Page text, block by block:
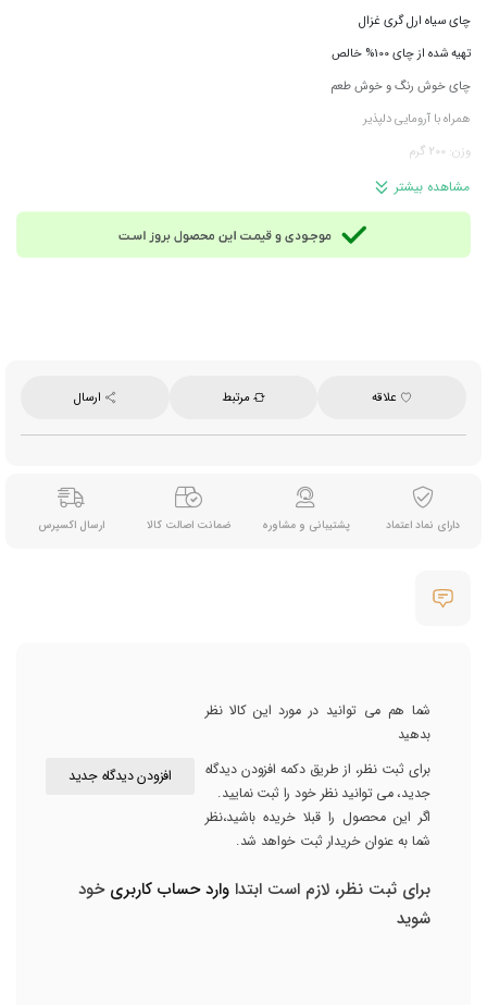
چای سیاه ارل گری غزال
تهیه شده از چای 100% خالص
چای خوش رنگ و خوش طعم
همراه با آرومایی دلپذیر
وزن: 200 گرم
محصول مزارع هند
مشاهده بیشتر
علاقه مرتبط ارسال
دارای نماد اعتماد پشتیبانی و مشاوره ضمانت اصالت کالا ارسال اکسپرس
شما هم می توانید در مورد این کالا نظر
بدهید
برای ثبت نظر، از طریق دکمه افزودن دیدگاه
جدید، می توانید نظر خود را ثبت نمایید.
اگر این محصول را قبلا خریده باشید،نظر
شما به عنوان خریدار ثبت خواهد شد.
افزودن دیدگاه جدید
برای ثبت نظر، لازم است ابتدا وارد حساب کاربریخود
شوید